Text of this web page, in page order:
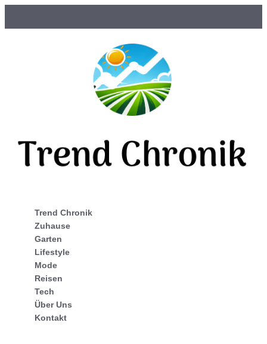
Trend Chronik
Zuhause
Garten
Lifestyle
Mode
Reisen
Tech
Über Uns
Kontakt